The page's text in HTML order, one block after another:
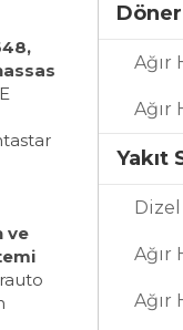
ve
Ağır
Ağır
Yakıt
Ağır